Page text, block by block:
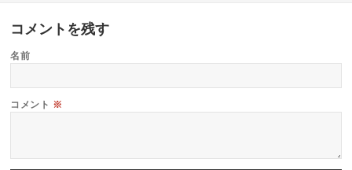
コメントを残す
名前
コメント ※